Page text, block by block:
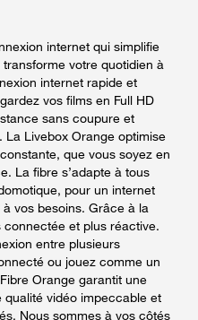
internet qui simplifie
votre quotidien à
internet rapide et
vos films en Full HD
sans coupure et
La Livebox Orange optimise
que vous soyez en
La fibre s’adapte à tous
pour un internet
vos besoins. Grâce à la
et plus réactive.
entre plusieurs
ou jouez comme un
Orange garantit une
vidéo impeccable et
Nous sommes à vos côtés